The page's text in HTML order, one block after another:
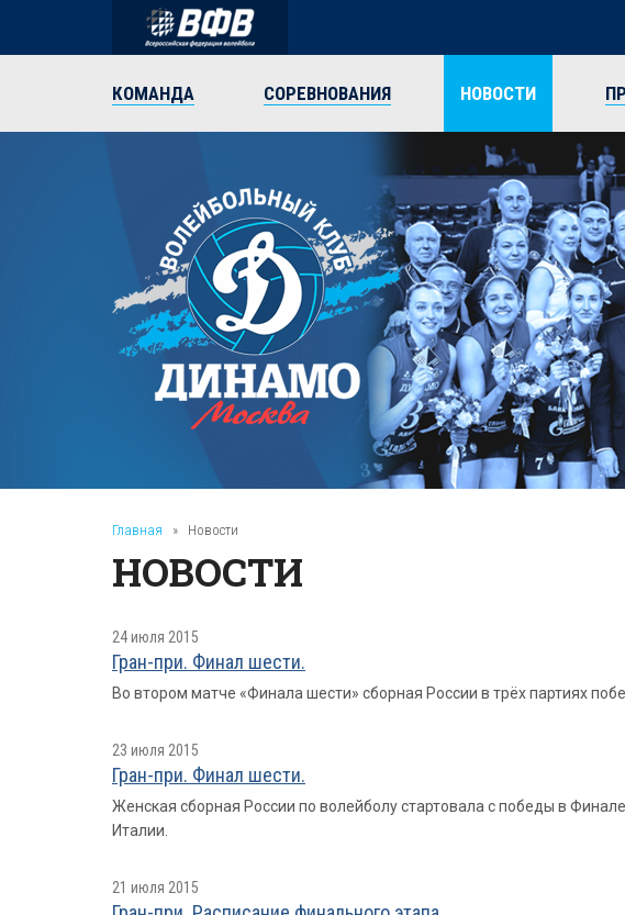
КОМАНДА СОРЕВНОВАНИЯ НОВОСТИ
Главная » Новости
НОВОСТИ
24 июля 2015
Гран-при. Финал шести.
Во втором матче «Финала шести» сборная России в трёх партиях
23 июля 2015
Гран-при. Финал шести.
Женская сборная России по волейболу стартовала с победы в
Италии.
21 июля 2015